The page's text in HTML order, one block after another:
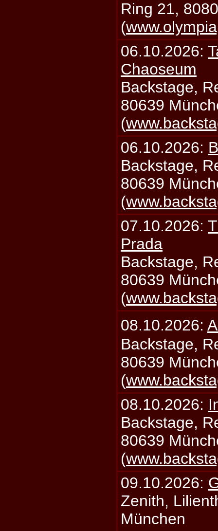
Ring 21,
(
06.10.2026:
Chaoseum
Backstage,
80639
(
06.10.2026:
Backstage,
80639
(
07.10.2026:
Prada
Backstage,
80639
(
08.10.2026:
Backstage,
80639
(
08.10.2026:
Backstage,
80639
(
09.10.2026:
Zenith,
München